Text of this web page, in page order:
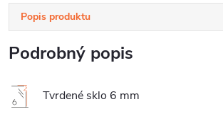
Popis produktu
Podrobný popis
Tvrdené sklo 6 mm